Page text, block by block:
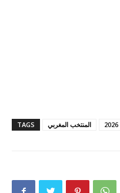
TAGS المنتخب المغربي